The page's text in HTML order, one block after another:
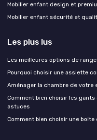
Mobilier enfant design et
Mobilier enfant sécurité et
Les plus lus
Les meilleures options de
Pourquoi choisir une assiette
Aménager la chambre de votre
Comment bien choisir les
astuces
Comment bien choisir une